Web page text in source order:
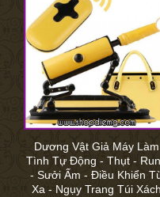
Dương Vật Giả Máy Làm
Tình Tự Động - Thụt -
- Sưởi Ấm - Điều Khiển
Xa - Ngụy Trang Túi Xách